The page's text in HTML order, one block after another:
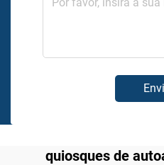
quiosques de